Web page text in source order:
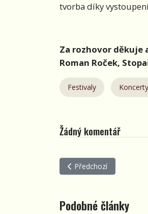
tvorba díky
Za rozhovor děkuje
Roman Roček,
Festivaly Koncerty
Žádný komentář
Předchozí článek:
Předchozí
Podobné články